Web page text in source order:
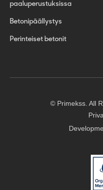
paaluperustuksissa
Betonipäällystys
Perinteiset betonit
© Primekss. All